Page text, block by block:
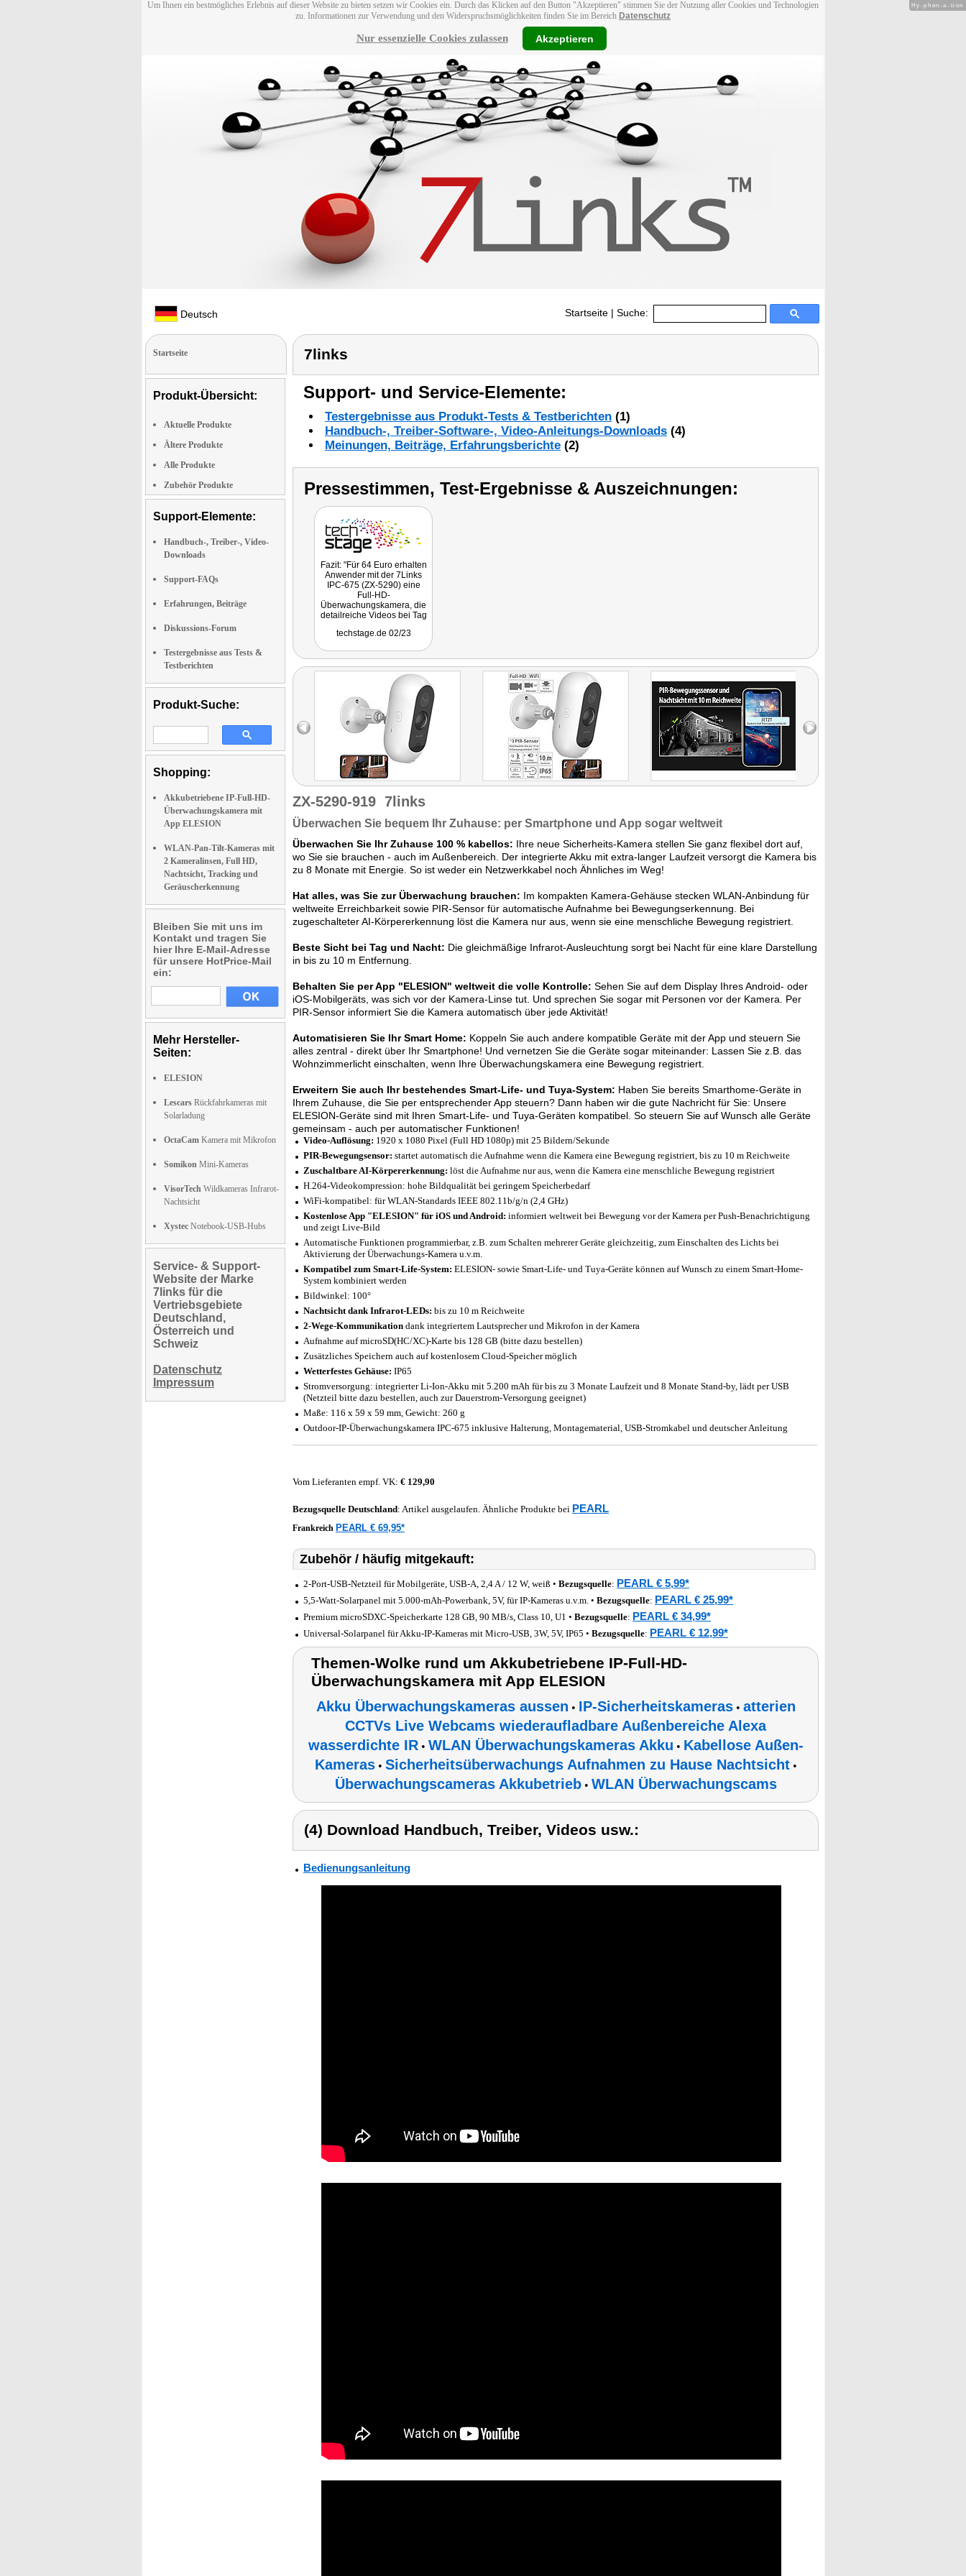
Um Ihnen ein bestmögliches Erlebnis auf dieser Website zu bieten setzen wir Cookies ein. Durch das Klicken auf den Button "Akzeptieren" stimmen Sie der Nutzung aller Cookies und Technologien
zu. Informationen zur Verwendung und den Widerspruchsmöglichkeiten finden Sie im Bereich Datenschutz
Nur essenzielle Cookies zulassen Akzeptieren
Deutsch Startseite | Suche:
Startseite
Produkt-Übersicht:
Aktuelle Produkte
Ältere Produkte
Alle Produkte
Zubehör Produkte
Support-Elemente:
Handbuch-, Treiber-, Video-
Downloads
Support-FAQs
Erfahrungen, Beiträge
Diskussions-Forum
Testergebnisse aus Tests &
Testberichten
Produkt-Suche:
Shopping:
Akkubetriebene IP-Full-HD-
Überwachungskamera mit
App ELESION
WLAN-Pan-Tilt-Kameras mit
2 Kameralinsen, Full HD,
Nachtsicht, Tracking und
Geräuscherkennung
Bleiben Sie mit uns im
Kontakt und tragen Sie
hier Ihre E-Mail-Adresse
für unsere HotPrice-Mail
ein:
Mehr Hersteller-
Seiten:
ELESION
Lescars Rückfahrkameras mit
Solarladung
OctaCam Kamera mit Mikrofon
Somikon Mini-Kameras
VisorTech Wildkameras Infrarot-
Nachtsicht
Xystec Notebook-USB-Hubs
Service- & Support-
Website der Marke
7links für die
Vertriebsgebiete
Deutschland,
Österreich und
Schweiz
Datenschutz
Impressum
7links
Support- und Service-Elemente:
Testergebnisse aus Produkt-Tests & Testberichten (1)
Handbuch-, Treiber-Software-, Video-Anleitungs-Downloads (4)
Meinungen, Beiträge, Erfahrungsberichte (2)
Pressestimmen, Test-Ergebnisse & Auszeichnungen:
Fazit: "Für 64 Euro erhalten
Anwender mit der 7Links
IPC-675 (ZX-5290) eine
Full-HD-
Überwachungskamera, die
detailreiche Videos bei Tag
Dank WLAN und Akku ist
ihres an der Unterseite
abgeflachten Gehäuses
kann sie im Regal auch
Überwachungslösung für
den Innenbereich genutzt
werden. Die
Gegensprechfunktion hat im
Test gut funktioniert."
techstage.de 02/23
ZX-5290-919 7links
Überwachen Sie bequem Ihr Zuhause: per Smartphone und App sogar weltweit
Überwachen Sie Ihr Zuhause 100 % kabellos: Ihre neue Sicherheits-Kamera stellen Sie ganz flexibel dort auf,
wo Sie sie brauchen - auch im Außenbereich. Der integrierte Akku mit extra-langer Laufzeit versorgt die Kamera bis
zu 8 Monate mit Energie. So ist weder ein Netzwerkkabel noch Ähnliches im Weg!
Hat alles, was Sie zur Überwachung brauchen: Im kompakten Kamera-Gehäuse stecken WLAN-Anbindung für
weltweite Erreichbarkeit sowie PIR-Sensor für automatische Aufnahme bei Bewegungserkennung. Bei
zugeschalteter AI-Körpererkennung löst die Kamera nur aus, wenn sie eine menschliche Bewegung registriert.
Beste Sicht bei Tag und Nacht: Die gleichmäßige Infrarot-Ausleuchtung sorgt bei Nacht für eine klare Darstellung
in bis zu 10 m Entfernung.
Behalten Sie per App "ELESION" weltweit die volle Kontrolle: Sehen Sie auf dem Display Ihres Android- oder
iOS-Mobilgeräts, was sich vor der Kamera-Linse tut. Und sprechen Sie sogar mit Personen vor der Kamera. Per
PIR-Sensor informiert Sie die Kamera automatisch über jede Aktivität!
Automatisieren Sie Ihr Smart Home: Koppeln Sie auch andere kompatible Geräte mit der App und steuern Sie
alles zentral - direkt über Ihr Smartphone! Und vernetzen Sie die Geräte sogar miteinander: Lassen Sie z.B. das
Wohnzimmerlicht einschalten, wenn Ihre Überwachungskamera eine Bewegung registriert.
Erweitern Sie auch Ihr bestehendes Smart-Life- und Tuya-System: Haben Sie bereits Smarthome-Geräte in
Ihrem Zuhause, die Sie per entsprechender App steuern? Dann haben wir die gute Nachricht für Sie: Unsere
ELESION-Geräte sind mit Ihren Smart-Life- und Tuya-Geräten kompatibel. So steuern Sie auf Wunsch alle Geräte
gemeinsam - auch per automatischer Funktionen!
Video-Auflösung: 1920 x 1080 Pixel (Full HD 1080p) mit 25 Bildern/Sekunde
PIR-Bewegungsensor: startet automatisch die Aufnahme wenn die Kamera eine Bewegung registriert, bis zu 10 m Reichweite
Zuschaltbare AI-Körpererkennung: löst die Aufnahme nur aus, wenn die Kamera eine menschliche Bewegung registriert
H.264-Videokompression: hohe Bildqualität bei geringem Speicherbedarf
WiFi-kompatibel: für WLAN-Standards IEEE 802.11b/g/n (2,4 GHz)
Kostenlose App "ELESION" für iOS und Android: informiert weltweit bei Bewegung vor der Kamera per Push-Benachrichtigung
und zeigt Live-Bild
Automatische Funktionen programmierbar, z.B. zum Schalten mehrerer Geräte gleichzeitig, zum Einschalten des Lichts bei
Aktivierung der Überwachungs-Kamera u.v.m.
Kompatibel zum Smart-Life-System: ELESION- sowie Smart-Life- und Tuya-Geräte können auf Wunsch zu einem Smart-Home-
System kombiniert werden
Bildwinkel: 100°
Nachtsicht dank Infrarot-LEDs: bis zu 10 m Reichweite
2-Wege-Kommunikation dank integriertem Lautsprecher und Mikrofon in der Kamera
Aufnahme auf microSD(HC/XC)-Karte bis 128 GB (bitte dazu bestellen)
Zusätzliches Speichern auch auf kostenlosem Cloud-Speicher möglich
Wetterfestes Gehäuse: IP65
Stromversorgung: integrierter Li-Ion-Akku mit 5.200 mAh für bis zu 3 Monate Laufzeit und 8 Monate Stand-by, lädt per USB
(Netzteil bitte dazu bestellen, auch zur Dauerstrom-Versorgung geeignet)
Maße: 116 x 59 x 59 mm, Gewicht: 260 g
Outdoor-IP-Überwachungskamera IPC-675 inklusive Halterung, Montagematerial, USB-Stromkabel und deutscher Anleitung
Vom Lieferanten empf. VK: € 129,90
Bezugsquelle Deutschland: Artikel ausgelaufen. Ähnliche Produkte bei PEARL
Frankreich PEARL € 69,95*
Zubehör / häufig mitgekauft:
2-Port-USB-Netzteil für Mobilgeräte, USB-A, 2,4 A / 12 W, weiß • Bezugsquelle: PEARL € 5,99*
5,5-Watt-Solarpanel mit 5.000-mAh-Powerbank, 5V, für IP-Kameras u.v.m. • Bezugsquelle: PEARL € 25,99*
Premium microSDXC-Speicherkarte 128 GB, 90 MB/s, Class 10, U1 • Bezugsquelle: PEARL € 34,99*
Universal-Solarpanel für Akku-IP-Kameras mit Micro-USB, 3W, 5V, IP65 • Bezugsquelle: PEARL € 12,99*
Themen-Wolke rund um Akkubetriebene IP-Full-HD-
Überwachungskamera mit App ELESION
Akku Überwachungskameras aussen • IP-Sicherheitskameras• atterien
CCTVs Live Webcams wiederaufladbare Außenbereiche Alexa
wasserdichte IR• WLAN Überwachungskameras Akku • Kabellose Außen-
Kameras• Sicherheitsüberwachungs Aufnahmen zu Hause Nachtsicht•
Überwachungscameras Akkubetrieb• WLAN Überwachungscams
(4) Download Handbuch, Treiber, Videos usw.:
Bedienungsanleitung
Hy-phen-a-tion